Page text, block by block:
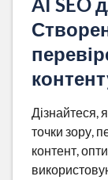
Дізнайтеся,
точки зору,
контент,